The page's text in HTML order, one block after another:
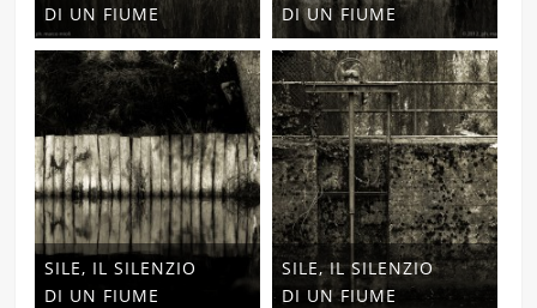
DI UN FIUME
DI UN FIUME
SILE, IL SILENZIO
DI UN FIUME
SILE, IL SILENZIO
DI UN FIUME